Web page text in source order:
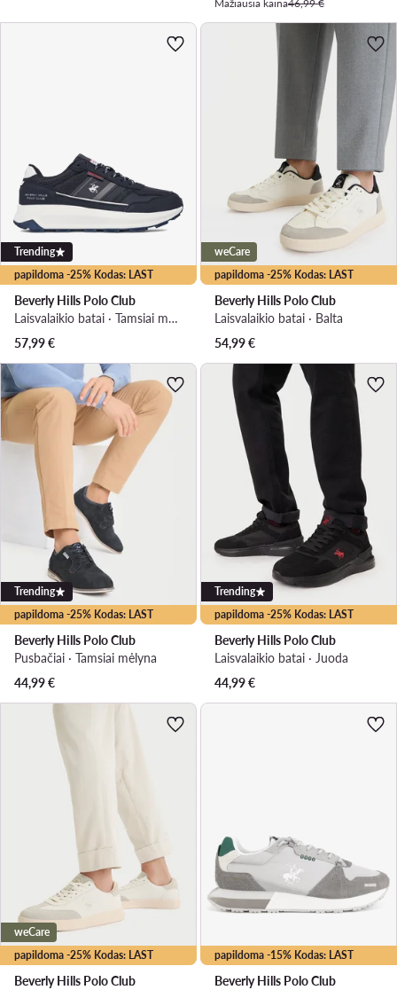
Mažiausia kaina46,99 €
papildoma -25% Kodas: LAST
Trending
Beverly Hills Polo Club
Laisvalaikio batai · Tamsiai mėlyna
57,99€
papildoma -25% Kodas: LAST
weCare
Beverly Hills Polo Club
Laisvalaikio batai · Balta
54,99€
papildoma -25% Kodas: LAST
Trending
Beverly Hills Polo Club
Pusbačiai · Tamsiai mėlyna
44,99€
papildoma -25% Kodas: LAST
Trending
Beverly Hills Polo Club
Laisvalaikio batai · Juoda
44,99€
papildoma -25% Kodas: LAST
weCare
Beverly Hills Polo Club
papildoma -15% Kodas: LAST
Beverly Hills Polo Club